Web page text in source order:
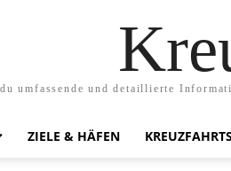
umfassende und detaillierte
ZIELE & HÄFEN